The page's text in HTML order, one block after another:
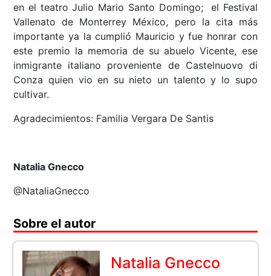
en el teatro Julio Mario Santo Domingo; el Festival
Vallenato de Monterrey México, pero la cita más
importante ya la cumplió Mauricio y fue honrar con
este premio la memoria de su abuelo Vicente, ese
inmigrante italiano proveniente de Castelnuovo di
Conza quien vio en su nieto un talento y lo supo
cultivar.
Agradecimientos: Familia Vergara De Santis
Natalia Gnecco
@NataliaGnecco
Sobre el autor
Natalia Gnecco